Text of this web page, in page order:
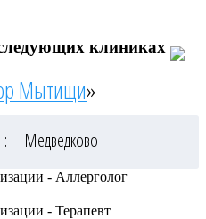
клиниках
Мытищи»
Медведково
- Аллерголог
- Терапевт